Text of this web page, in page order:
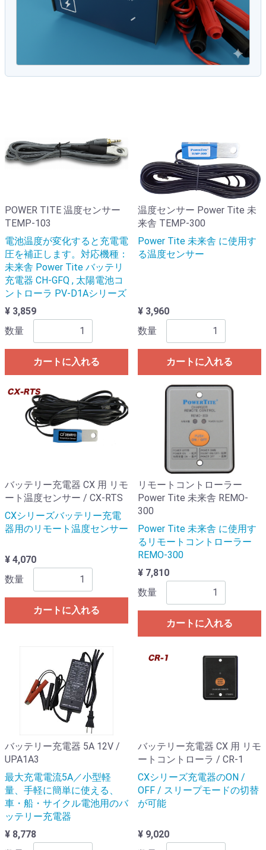
POWER TITE 温度センサー
TEMP-103
電池温度が変化すると充電電
圧を補正します。対応機種：
未来舎 Power Tite バッテリ
充電器 CH-GFQ , 太陽電池コ
ントローラ PV-D1Aシリーズ
¥ 3,859
数量
カートに入れる
温度センサー Power Tite 未
来舎 TEMP-300
Power Tite 未来舎 に使用す
る温度センサー
¥ 3,960
数量
カートに入れる
バッテリー充電器 CX 用 リモ
ート温度センサー / CX-RTS
CXシリーズバッテリー充電
器用のリモート温度センサー
¥ 4,070
数量
カートに入れる
リモートコントローラー
Power Tite 未来舎 REMO-
300
Power Tite 未来舎 に使用す
るリモートコントローラー
REMO-300
¥ 7,810
数量
カートに入れる
バッテリー充電器 5A 12V /
UPA1A3
最大充電電流5A／小型軽
量、手軽に簡単に使える、
車・船・サイクル電池用のバ
ッテリー充電器
¥ 8,778
バッテリー充電器 CX 用 リモ
ートコントローラ / CR-1
CXシリーズ充電器のON /
OFF / スリープモードの切替
が可能
¥ 9,020